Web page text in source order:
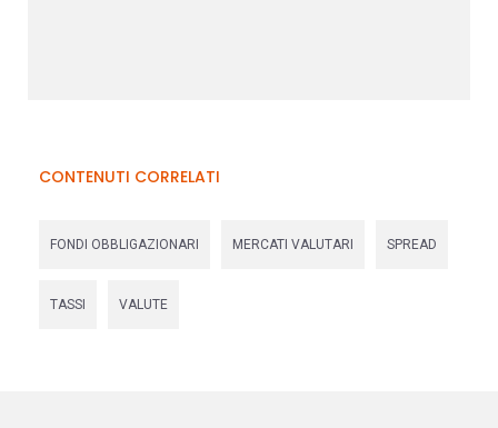
CONTENUTI CORRELATI
FONDI OBBLIGAZIONARI MERCATI VALUTARI SPREAD
TASSI VALUTE